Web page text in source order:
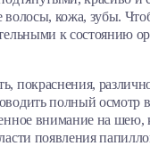
кожа, зубы.
к состоянию
полный осмотр
внимание на
появления